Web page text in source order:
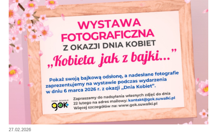
27.02.2026